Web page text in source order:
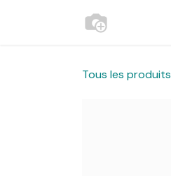
Tous les produits